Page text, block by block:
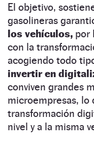
El objetivo,
gasolineras
los vehículos, por
con la
acogiendo todo
invertir en
conviven grandes
microempresas, lo
transformación
nivel y a la misma